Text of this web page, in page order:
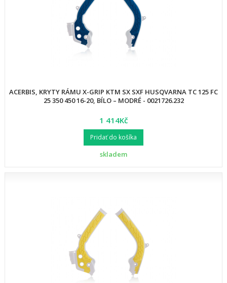
ACERBIS, KRYTY RÁMU X-GRIP KTM SX SXF HUSQVARNA TC 125 FC
25 350 450 16-20, BÍLO – MODRÉ - 0021726.232
1 414Kč
Pridať do košíka
skladem